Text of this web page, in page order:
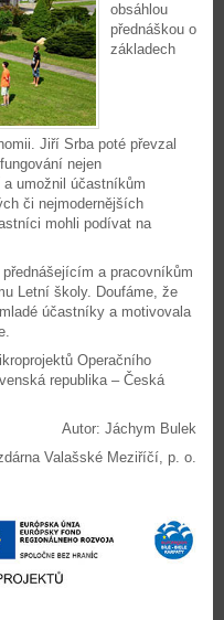
obsáhlou
přednáškou o
základech
Jiří Srba poté převzal
nejen
a umožnil účastníkům
či nejmodernějších
mohli podívat na
a pracovníkům
Letní školy. Doufáme, že
účastníky a motivovala
Operačního
republika – Česká
Autor: Jáchym Bulek
Valašské Meziříčí, p. o.